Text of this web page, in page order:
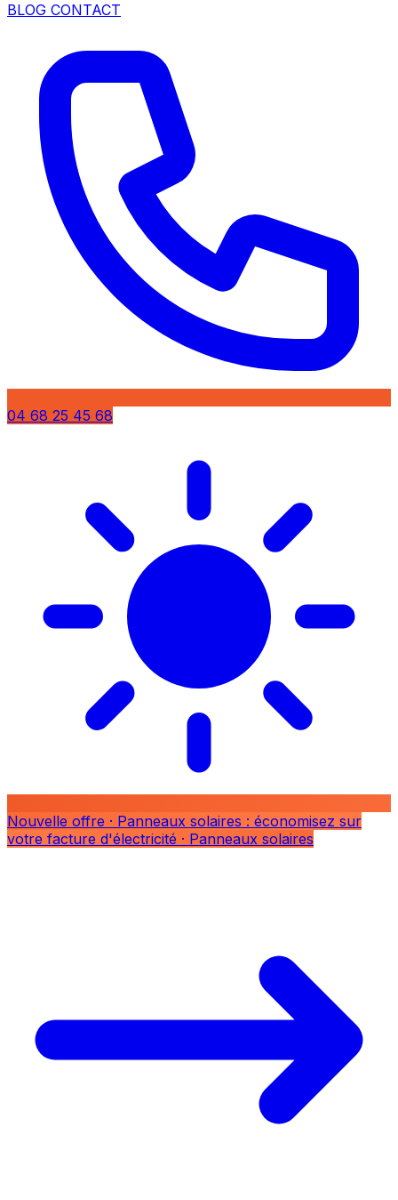
BLOG CONTACT
04 68 25 45 68
Nouvelle offre · Panneaux solaires : économisez sur
votre facture d'électricité · Panneaux solaires